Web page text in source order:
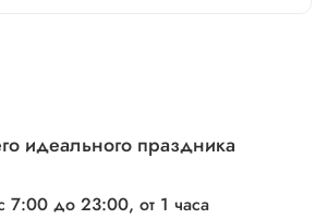
идеального праздника
7:00 до 23:00, от 1 часа